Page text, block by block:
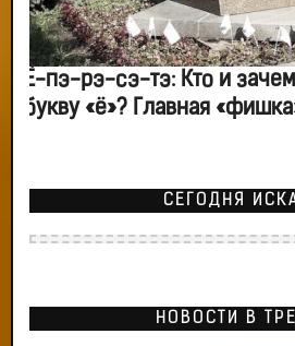
Ё-пэ-рэ-сэ-тэ: Кто и
букву «ё»? Главная
СЕГОДНЯ
НОВОСТИ В